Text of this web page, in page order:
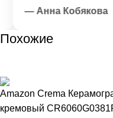
— Анна Кобякова
Похожие